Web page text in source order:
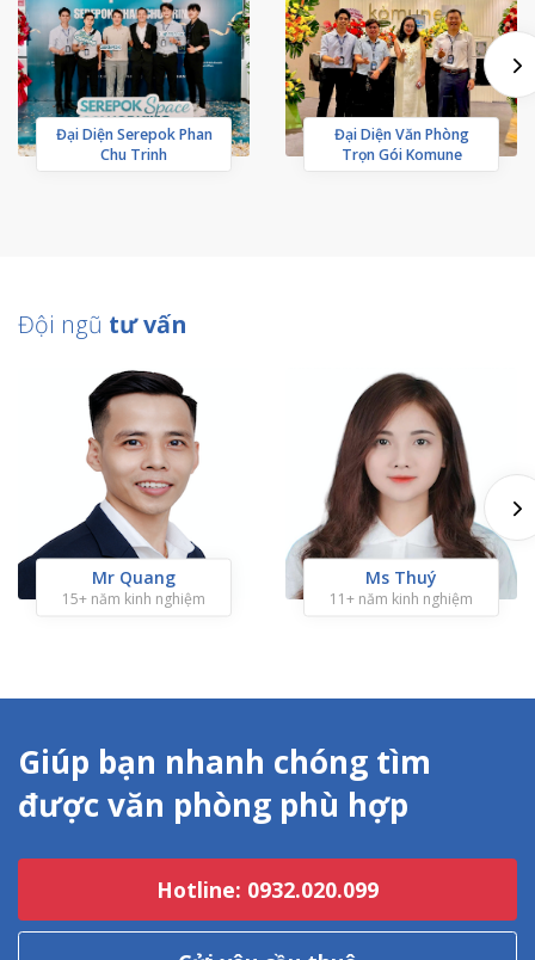
Đại Diện Serepok Phan
Chu Trinh
Đại Diện Văn Phòng
Trọn Gói Komune
Đội ngũ tư vấn
Mr Quang
15+ năm kinh nghiệm
Ms Thuý
11+ năm kinh nghiệm
Giúp bạn nhanh chóng tìm
được văn phòng phù hợp
Hotline: 0932.020.099